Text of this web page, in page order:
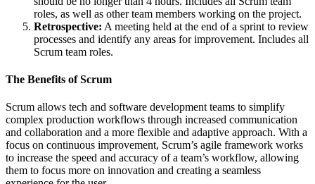
roles, as well as other team members working on the project.
Retrospective: A meeting held at the end of a sprint to review
processes and identify any areas for improvement. Includes all
Scrum team roles.
The Benefits of Scrum
Scrum allows tech and software development teams to simplify
complex production workflows through increased communication
and collaboration and a more flexible and adaptive approach. With a
focus on continuous improvement, Scrum’s agile framework works
to increase the speed and accuracy of a team’s workflow, allowing
them to focus more on innovation and creating a seamless